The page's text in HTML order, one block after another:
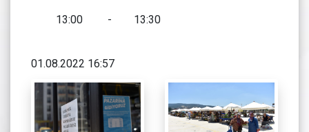
13:00 - 13:30
01.08.2022 16:57